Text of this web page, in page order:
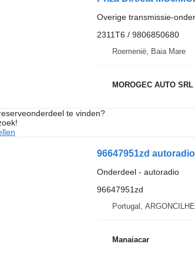
Overige transmissie-
2311T6 / 9806850680
Roemenië, Baia Mare
MOROGEC AUTO SRL
te vinden?
96647951zd
Onderdeel - autoradio
96647951zd
Portugal, ARGONCILHE
Manaiacar